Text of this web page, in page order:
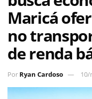
Maricá
no
de renda
Por Ryan Cardoso 10/